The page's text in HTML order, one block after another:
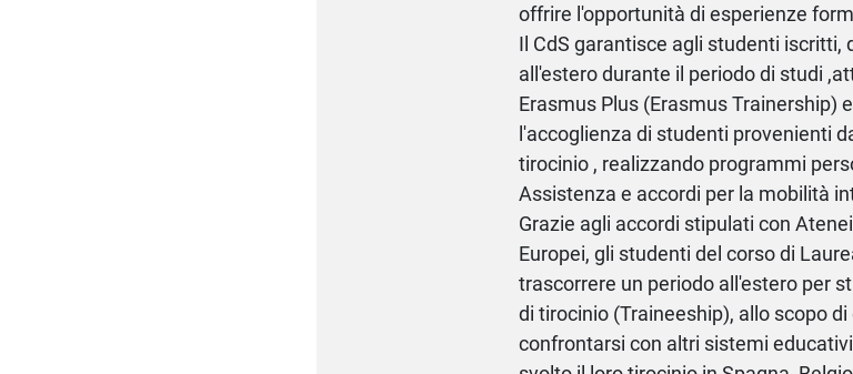
offrire l'opportunità di esperienze
Il CdS garantisce agli studenti
all'estero durante il periodo di studi
Erasmus Plus (Erasmus Trainership)
l'accoglienza di studenti provenienti
tirocinio , realizzando programmi
Assistenza e accordi per la mobilità
Grazie agli accordi stipulati con
Europei, gli studenti del corso di
trascorrere un periodo all'estero per
di tirocinio (Traineeship), allo scopo
confrontarsi con altri sistemi